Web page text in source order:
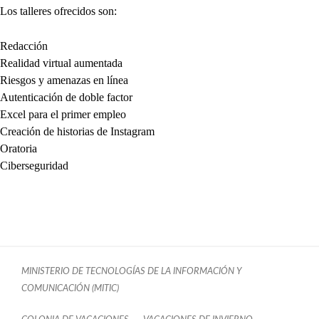
Los talleres ofrecidos son:
Redacción
Realidad virtual aumentada
Riesgos y amenazas en línea
Autenticación de doble factor
Excel para el primer empleo
Creación de historias de Instagram
Oratoria
Ciberseguridad
MINISTERIO DE TECNOLOGÍAS DE LA INFORMACIÓN Y
COMUNICACIÓN (MITIC)